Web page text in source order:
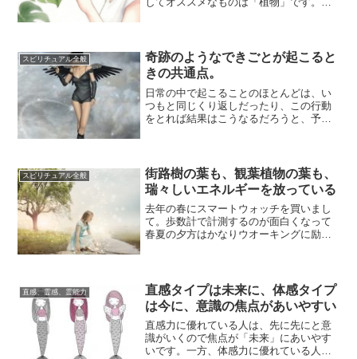
スピリチュアル全般
奇跡のようなできごとが起こると
きの共通点。
日常の中で起こることのほとんどは、い
つもと同じくり返しだったり、この行動
をとれば結果はこうなるだろうと、予測
スピリチュアル全般
街路樹の葉も、観葉植物の葉も、
瑞々しいエネルギーを放っている
去年の春にスマートウォッチを買いまし
て。歩数計で計測するのが面白くなって
春夏の夕方はかなりウオーキングに励み
直感、霊感、霊能力
直感タイプは未来に、体感タイプ
は今に、意識の焦点があいやすい
直感力に優れている人は、先に先にと意
識がいくので焦点が「未来」にあいやす
いです。一方、体感力に優れている人